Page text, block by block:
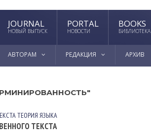
JOURNAL
НОВЫЙ ВЫПУСК
PORTAL
НОВОСТИ
BOOKS
БИБЛИОТЕКА
АВТОРАМ РЕДАКЦИЯ АРХИВ
ТЕОРИЯ ЯЗЫКА
ТЕКСТА